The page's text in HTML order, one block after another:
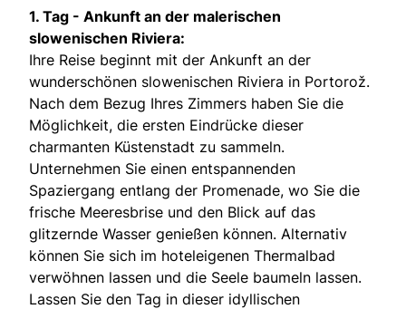
1. Tag - Ankunft an der malerischen
slowenischen Riviera:
Ihre Reise beginnt mit der Ankunft an der
wunderschönen slowenischen Riviera in Portorož.
Nach dem Bezug Ihres Zimmers haben Sie die
Möglichkeit, die ersten Eindrücke dieser
charmanten Küstenstadt zu sammeln.
Unternehmen Sie einen entspannenden
Spaziergang entlang der Promenade, wo Sie die
frische Meeresbrise und den Blick auf das
glitzernde Wasser genießen können. Alternativ
können Sie sich im hoteleigenen Thermalbad
verwöhnen lassen und die Seele baumeln lassen.
Lassen Sie den Tag in dieser idyllischen